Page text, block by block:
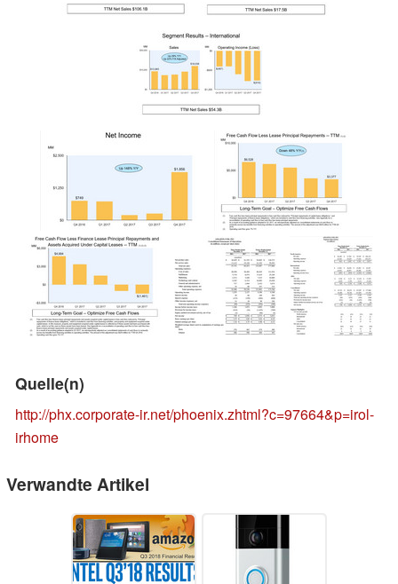
Quelle(n)
http://phx.corporate-ir.net/phoenix.zhtml?c=97664&p=irol-
irhome
Verwandte Artikel